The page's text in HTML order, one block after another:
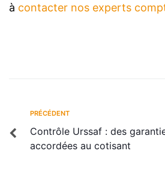
à contacter nos experts
PRÉCÉDENT
Contrôle Urssaf : des
accordées au cotisant